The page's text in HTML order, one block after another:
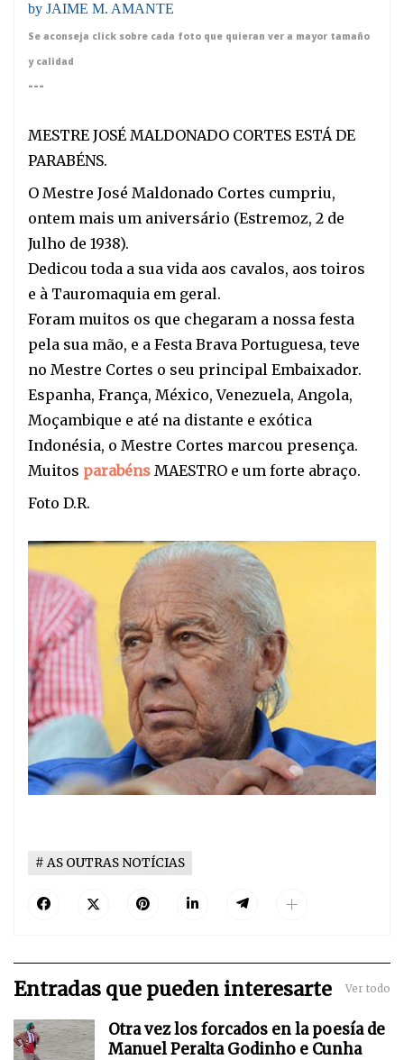
by JAIME M. AMANTE
Se aconseja click sobre cada foto que quieran ver a mayor tamaño
y calidad
---
MESTRE JOSÉ MALDONADO CORTES ESTÁ DE
PARABÉNS.
O Mestre José Maldonado Cortes cumpriu,
ontem mais um aniversário (Estremoz, 2 de
Julho de 1938).
Dedicou toda a sua vida aos cavalos, aos toiros
e à Tauromaquia em geral.
Foram muitos os que chegaram a nossa festa
pela sua mão, e a Festa Brava Portuguesa, teve
no Mestre Cortes o seu principal Embaixador.
Espanha, França, México, Venezuela, Angola,
Moçambique e até na distante e exótica
Indonésia, o Mestre Cortes marcou presença.
Muitos parabéns MAESTRO e um forte abraço.
Foto D.R.
AS OUTRAS NOTÍCIAS
Entradas que pueden interesarte Ver todo
Otra vez los forcados en la poesía de
Manuel Peralta Godinho e Cunha